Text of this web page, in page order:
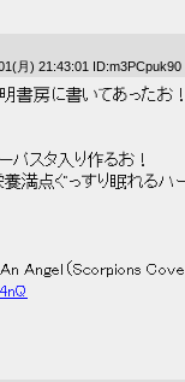
月) 21:43:01 ID:m3PCpuk90
書房に書いてあったお
パスタ入り作るお！
養満点ぐっすり眠れる
Angel（Scorpions